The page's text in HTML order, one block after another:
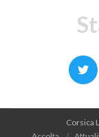
Corsica